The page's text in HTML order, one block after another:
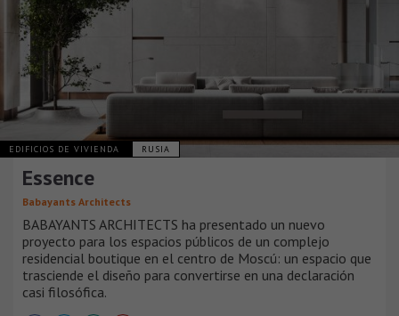
EDIFICIOS DE VIVIENDA RUSIA
Essence
Babayants Architects
BABAYANTS ARCHITECTS ha presentado un nuevo
proyecto para los espacios públicos de un complejo
residencial boutique en el centro de Moscú: un espacio que
trasciende el diseño para convertirse en una declaración
casi filosófica.